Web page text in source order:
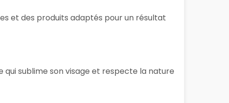
et des produits adaptés pour un résultat
qui sublime son visage et respecte la nature